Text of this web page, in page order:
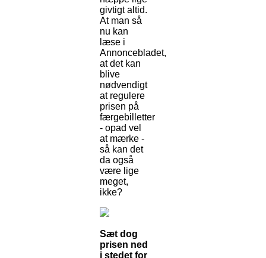
givtigt altid.
At man så
nu kan
læse i
Annoncebladet,
at det kan
blive
nødvendigt
at regulere
prisen på
færgebilletter
- opad vel
at mærke -
så kan det
da også
være lige
meget,
ikke?
Sæt dog
prisen ned
i stedet for